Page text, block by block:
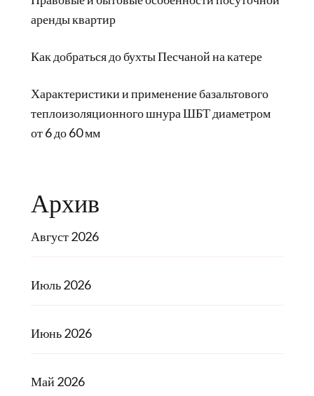
аренды квартир
Как добраться до бухты Песчаной на катере
Характеристики и применение базальтового
теплоизоляционного шнура ШБТ диаметром
от 6 до 60 мм
Архив
Август 2026
Июль 2026
Июнь 2026
Май 2026